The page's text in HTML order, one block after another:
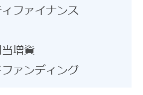
ファイナンス
増資
ァンディング